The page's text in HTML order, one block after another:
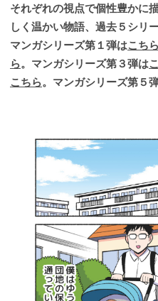
それぞれの視点で個性豊かに
しく温かい物語、過去５シリ
マンガシリーズ第１弾はこちら
ら。マンガシリーズ第３弾は
こちら。マンガシリーズ第５